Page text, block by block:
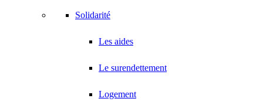
Solidarité
Les aides
Le surendettement
Logement